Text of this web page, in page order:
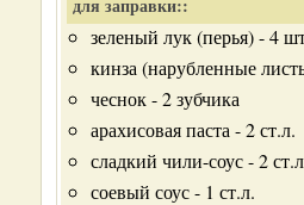
для заправки::
зеленый лук (перья) - 4
кинза (нарубленные
чеснок - 2 зубчика
арахисовая паста - 2 ст.л.
сладкий чили-соус - 2
соевый соус - 1 ст.л.